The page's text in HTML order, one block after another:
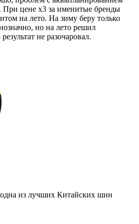
При цене х3 за именитые бренды
на лето. На зиму беру только
но на лето решил
не разочаровал.
из лучших Китайских шин